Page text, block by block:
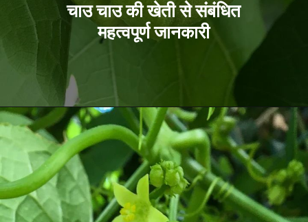
चाउ चाउ की खेती से संबंधित
महत्वपूर्ण जानकारी